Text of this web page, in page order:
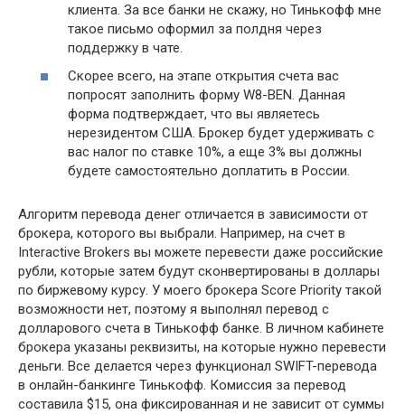
клиента. За все банки не скажу, но Тинькофф мне
такое письмо оформил за полдня через
поддержку в чате.
Скорее всего, на этапе открытия счета вас
попросят заполнить форму W8-BEN. Данная
форма подтверждает, что вы являетесь
нерезидентом США. Брокер будет удерживать с
вас налог по ставке 10%, а еще 3% вы должны
будете самостоятельно доплатить в России.
Алгоритм перевода денег отличается в зависимости от
брокера, которого вы выбрали. Например, на счет в
Interactive Brokers вы можете перевести даже российские
рубли, которые затем будут сконвертированы в доллары
по биржевому курсу. У моего брокера Score Priority такой
возможности нет, поэтому я выполнял перевод с
долларового счета в Тинькофф банке. В личном кабинете
брокера указаны реквизиты, на которые нужно перевести
деньги. Все делается через функционал SWIFT-перевода
в онлайн-банкинге Тинькофф. Комиссия за перевод
составила $15, она фиксированная и не зависит от суммы